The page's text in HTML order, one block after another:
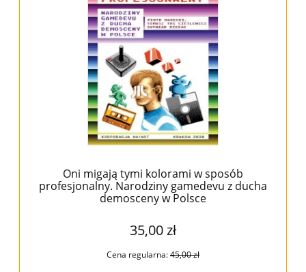
Oni migają tymi kolorami w sposób
profesjonalny. Narodziny gamedevu z ducha
demosceny w Polsce
35,00 zł
Cena regularna:45,00 zł